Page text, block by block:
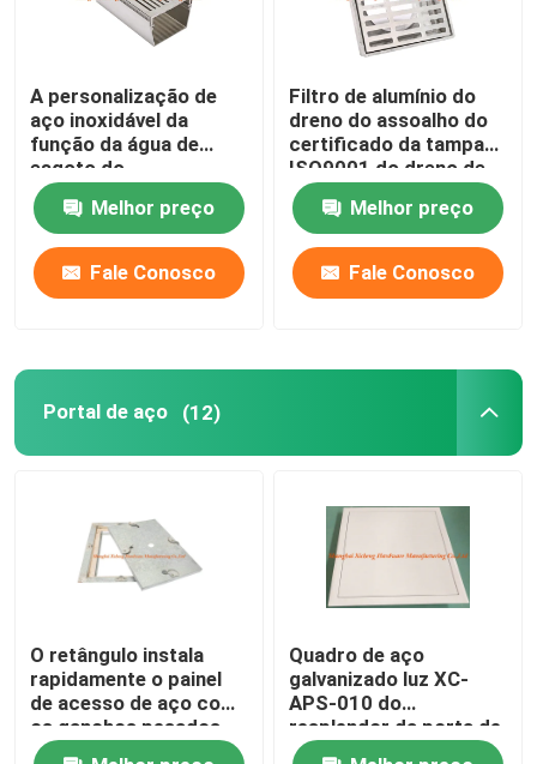
A personalização de
aço inoxidável da
função da água de
esgoto do
comprimento do dreno
de assoalho 0.5m
aceita
Melhor preço
Fale Conosco
Filtro de alumínio do
dreno do assoalho do
certificado da tampa
ISO9001 do dreno de
assoalho do quadrado
do metalMelhor preço
Fale Conosco
Portal de aço (12)
O retângulo instala
rapidamente o painel
de acesso de aço com
os ganchos pesados
do portal quatro
Quadro de aço
galvanizado luz XC-
APS-010 do
resplendor da porta de
acesso do portal do